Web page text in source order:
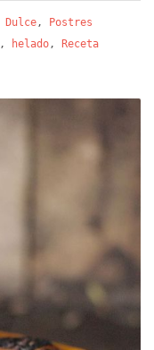
Dulce,
Postres
, helado,
Receta